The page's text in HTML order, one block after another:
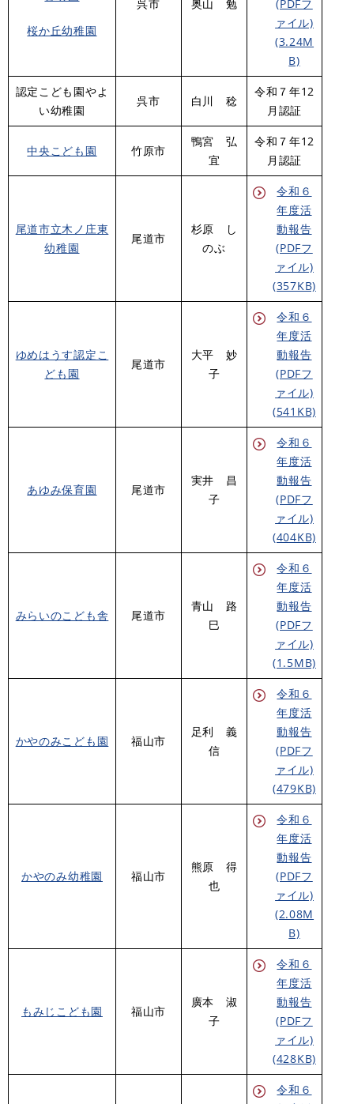
桜か丘幼稚園
呉市 奥山 勉
(PDFフ
ァイル)
(3.24M
B)
認定こども園やよ
い幼稚園
呉市 白川 稔
令和７年12
月認証
中央こども園 竹原市
鴨宮 弘
宜
令和７年12
月認証
尾道市立木ノ庄東
幼稚園
尾道市
杉原 し
のぶ
令和６
年度活
動報告
(PDFフ
ァイル)
(357KB)
ゆめはうす認定こ
ども園
尾道市
大平 妙
子
令和６
年度活
動報告
(PDFフ
ァイル)
(541KB)
あゆみ保育園 尾道市
実井 昌
子
令和６
年度活
動報告
(PDFフ
ァイル)
(404KB)
みらいのこども舎 尾道市
青山 路
巳
令和６
年度活
動報告
(PDFフ
ァイル)
(1.5MB)
かやのみこども園 福山市
足利 義
信
令和６
年度活
動報告
(PDFフ
ァイル)
(479KB)
かやのみ幼稚園 福山市
熊原 得
也
令和６
年度活
動報告
(PDFフ
ァイル)
(2.08M
B)
もみじこども園 福山市
廣本 淑
子
令和６
年度活
動報告
(PDFフ
ァイル)
(428KB)
令和６